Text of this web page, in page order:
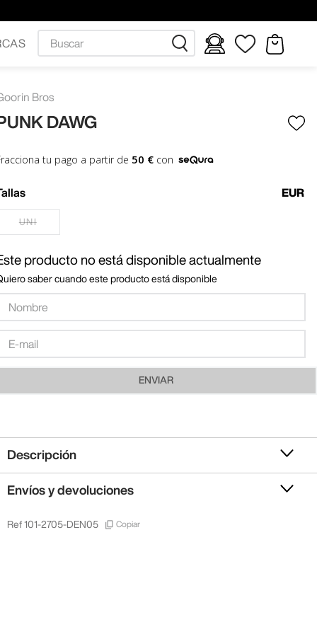
Bros
DAWG
tu pago a partir de 50 €con
EUR
UNI
producto no está disponible actualmente
saber cuando este producto está disponible
ENVIAR
Descripción
Envíos y devoluciones
Ref 101-2705-DEN05 Copiar